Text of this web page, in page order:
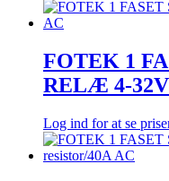
FOTEK 1
RELÆ 4-
Log ind for at se